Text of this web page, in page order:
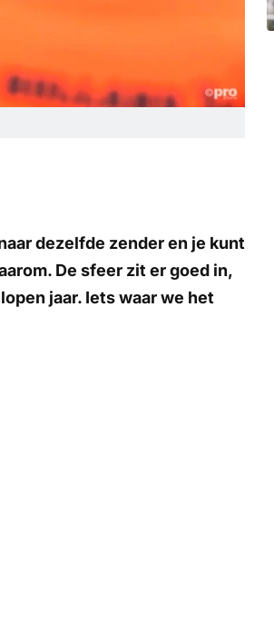
dezelfde zender en je kunt
De sfeer zit er goed in,
jaar. Iets waar we het